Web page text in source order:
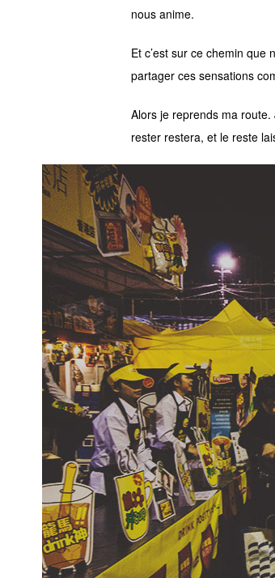
nous anime.
Et c’est sur ce chemin
partager ces sensations
Alors je reprends ma route.
rester restera, et le reste